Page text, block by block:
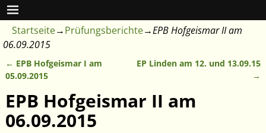
Startseite→Prüfungsberichte→EPB Hofgeismar II am
06.09.2015
Artikelnavigation
← EPB Hofgeismar I am
05.09.2015
EP Linden am 12. und 13.09.15
→
EPB Hofgeismar II am
06.09.2015